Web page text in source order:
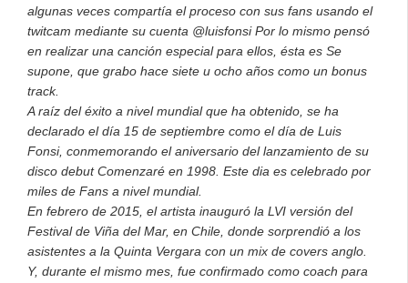
algunas veces compartía el proceso con sus fans usando el
twitcam mediante su cuenta @luisfonsi Por lo mismo pensó
en realizar una canción especial para ellos, ésta es Se
supone, que grabo hace siete u ocho años como un bonus
track.
A raíz del éxito a nivel mundial que ha obtenido, se ha
declarado el día 15 de septiembre como el día de Luis
Fonsi, conmemorando el aniversario del lanzamiento de su
disco debut Comenzaré en 1998. Este dia es celebrado por
miles de Fans a nivel mundial.
En febrero de 2015, el artista inauguró la LVI versión del
Festival de Viña del Mar, en Chile, donde sorprendió a los
asistentes a la Quinta Vergara con un mix de covers anglo.
Y, durante el mismo mes, fue confirmado como coach para